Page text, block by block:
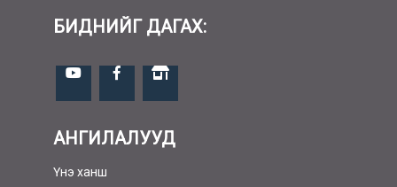
БИДНИЙГ ДАГАХ:
АНГИЛАЛУУД
Үнэ ханш